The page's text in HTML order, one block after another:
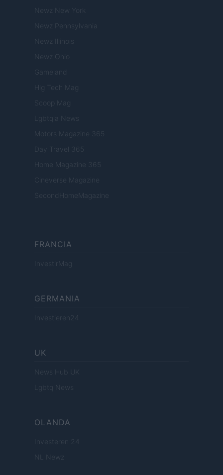
Newz New York
Newz Pennsylvania
Newz Illinois
Newz Ohio
Gameland
Hig Tech Mag
Scoop Mag
Lgbtqia News
Motors Magazine 365
Day Travel 365
Home Magazine 365
Cineverse Magazine
SecondHomeMagazine
FRANCIA
InvestirMag
GERMANIA
Investieren24
UK
News Hub UK
Lgbtq News
OLANDA
Investeren 24
NL Newz